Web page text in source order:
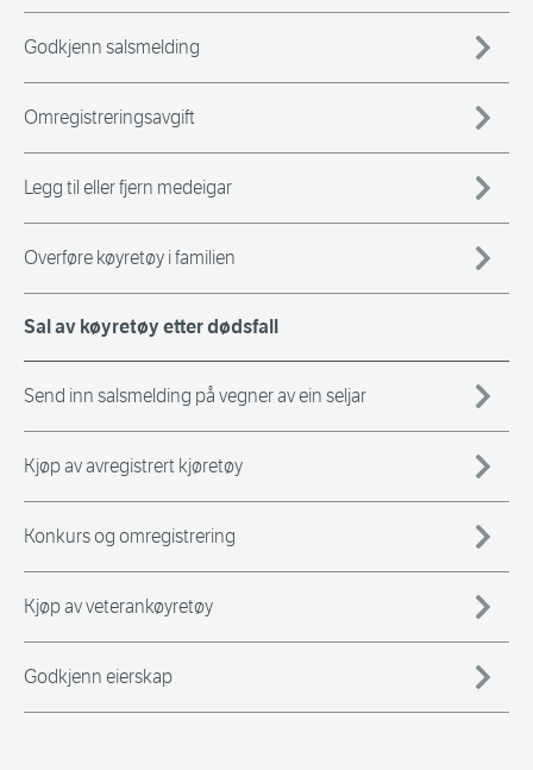
Godkjenn salsmelding
Omregistreringsavgift
Legg til eller fjern medeigar
Overføre køyretøy i familien
Sal av køyretøy etter dødsfall
Send inn salsmelding på vegner av ein seljar
Kjøp av avregistrert kjøretøy
Konkurs og omregistrering
Kjøp av veterankøyretøy
Godkjenn eierskap